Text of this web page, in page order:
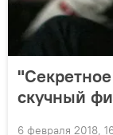
скучный
6 февраля 2018,